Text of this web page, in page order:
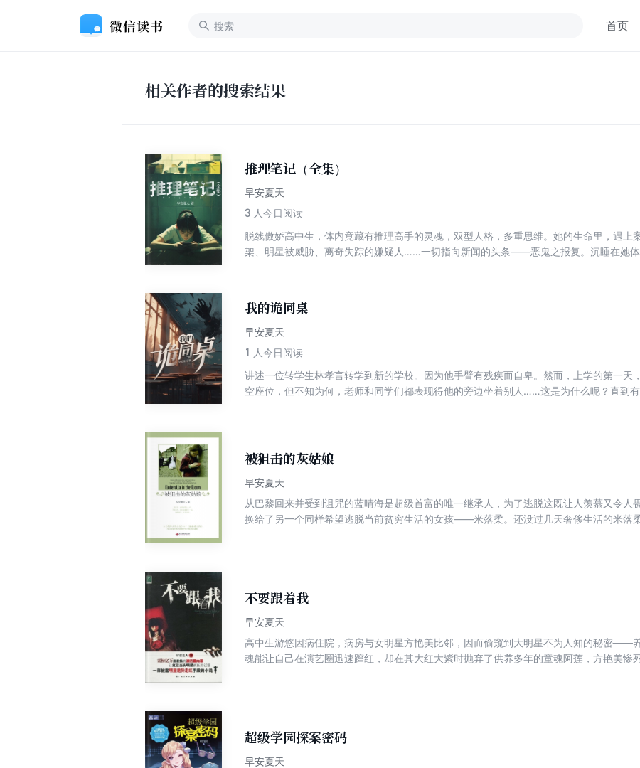
首页
相关作者的搜索结果
推理笔记（全集）
早安夏天
3 人今日阅读
脱线傲娇高中生，体内竟藏有推理高手的灵魂，双型人格，多重思维。她的生命里，遇
架、明星被威胁、离奇失踪的嫌疑人……一切指向新闻的头条——恶鬼之报复。沉睡在她
我的诡同桌
早安夏天
1 人今日阅读
讲述一位转学生林孝言转学到新的学校。因为他手臂有残疾而自卑。然而，上学的第一天
空座位，但不知为何，老师和同学们都表现得他的旁边坐着别人……这是为什么呢？直到
被狙击的灰姑娘
早安夏天
从巴黎回来并受到诅咒的蓝晴海是超级首富的唯一继承人，为了逃脱这既让人羡慕又令人
换给了另一个同样希望逃脱当前贫穷生活的女孩——米落柔。还没过几天奢侈生活的米落
不要跟着我
早安夏天
高中生游悠因病住院，病房与女明星方艳美比邻，因而偷窥到大明星不为人知的秘密——
魂能让自己在演艺圈迅速蹿红，却在其大红大紫时抛弃了供养多年的童魂阿莲，方艳美惨
超级学园探案密码
早安夏天